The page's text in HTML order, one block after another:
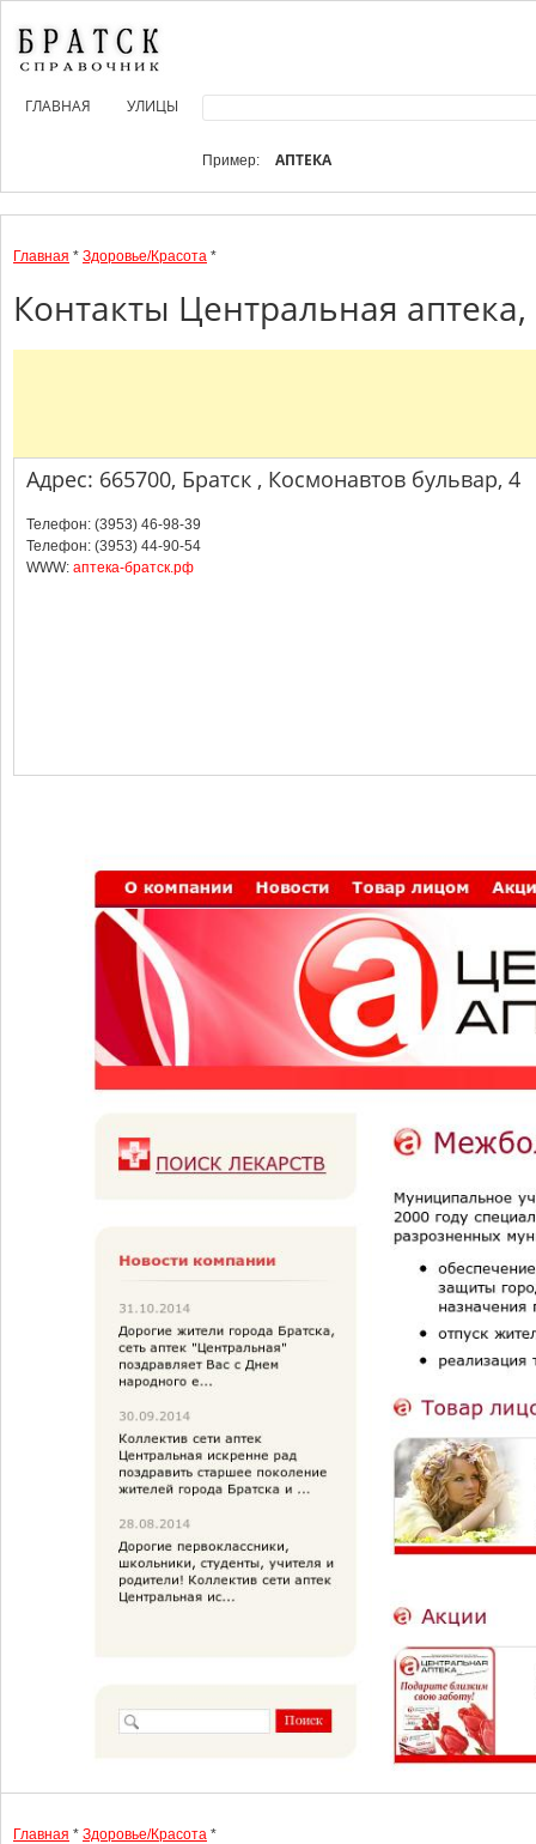
ГЛАВНАЯ УЛИЦЫ
Пример: АПТЕКА
Главная * Здоровье/Красота *
Контакты Центральная
Адрес: 665700, Братск , Космонавтов бульвар, 4
Телефон: (3953) 46-98-39
Телефон: (3953) 44-90-54
WWW: аптека-братск.рф
Главная * Здоровье/Красота *